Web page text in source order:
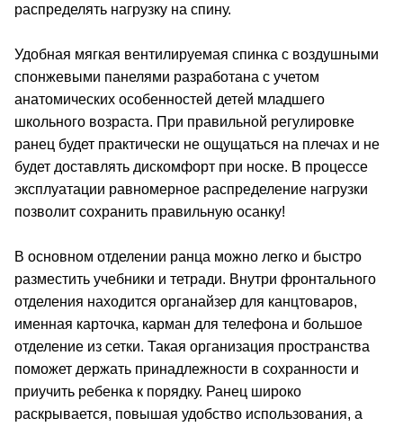
распределять нагрузку на спину.
Удобная мягкая вентилируемая спинка с воздушными
спонжевыми панелями разработана с учетом
анатомических особенностей детей младшего
школьного возраста. При правильной регулировке
ранец будет практически не ощущаться на плечах и не
будет доставлять дискомфорт при носке. В процессе
эксплуатации равномерное распределение нагрузки
позволит сохранить правильную осанку!
В основном отделении ранца можно легко и быстро
разместить учебники и тетради. Внутри фронтального
отделения находится органайзер для канцтоваров,
именная карточка, карман для телефона и большое
отделение из сетки. Такая организация пространства
поможет держать принадлежности в сохранности и
приучить ребенка к порядку. Ранец широко
раскрывается, повышая удобство использования, а